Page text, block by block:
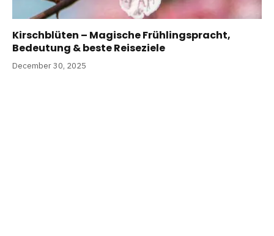
Kirschblüten – Magische Frühlingspracht,
Bedeutung & beste Reiseziele
December 30, 2025